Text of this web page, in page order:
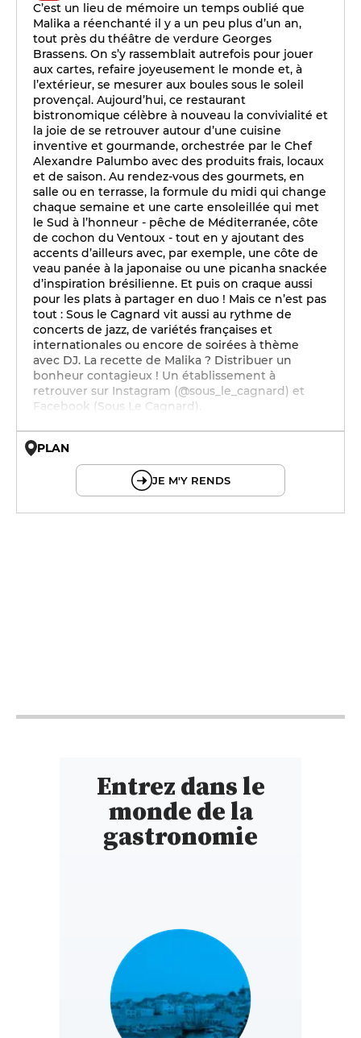
C’est un lieu de mémoire un temps oublié que
Malika a réenchanté il y a un peu plus d’un an,
tout près du théâtre de verdure Georges
Brassens. On s’y rassemblait autrefois pour jouer
aux cartes, refaire joyeusement le monde et, à
l’extérieur, se mesurer aux boules sous le soleil
provençal. Aujourd’hui, ce restaurant
bistronomique célèbre à nouveau la convivialité et
la joie de se retrouver autour d’une cuisine
inventive et gourmande, orchestrée par le Chef
Alexandre Palumbo avec des produits frais, locaux
et de saison. Au rendez-vous des gourmets, en
salle ou en terrasse, la formule du midi qui change
chaque semaine et une carte ensoleillée qui met
le Sud à l’honneur - pêche de Méditerranée, côte
de cochon du Ventoux - tout en y ajoutant des
accents d’ailleurs avec, par exemple, une côte de
veau panée à la japonaise ou une picanha snackée
d’inspiration brésilienne. Et puis on craque aussi
pour les plats à partager en duo ! Mais ce n’est pas
tout : Sous le Cagnard vit aussi au rythme de
concerts de jazz, de variétés françaises et
internationales ou encore de soirées à thème
avec DJ. La recette de Malika ? Distribuer un
bonheur contagieux ! Un établissement à
retrouver sur Instagram (@sous_le_cagnard) et
Facebook (Sous Le Cagnard).
PLAN
JE M'Y RENDS
Entrez dans le
monde de la
gastronomie